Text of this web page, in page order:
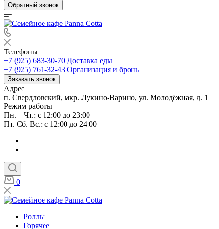
Обратный звонок
Телефоны
+7 (925) 683-30-70 Доставка еды
+7 (925) 761-32-43 Организация и бронь
Заказать звонок
Адрес
п. Свердловский, мкр. Лукино-Варино, ул. Молодёжная, д. 1
Режим работы
Пн. – Чт.: с 12:00 до 23:00
Пт. Сб. Вс.: с 12:00 до 24:00
0
Роллы
Горячее